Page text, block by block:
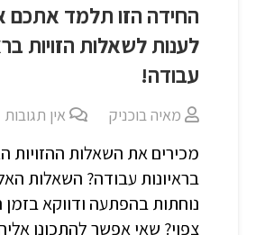
החידה הזו תלמד אתכם
לענות לשאלות הזויות
עבודה!
מאיה בוכניק אין תגובות
מכירים את השאלות ההזויות
בראיונות עבודה? השאלות
נוחתות בהפתעה ודווקא בזמן
צפוי? שאי אפשר להתכונן